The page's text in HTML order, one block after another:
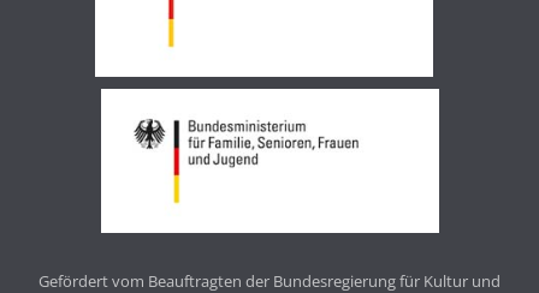
Gefördert vom Beauftragten der Bundesregierung für Kultur und